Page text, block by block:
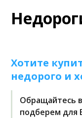
Хотите
недорого и
Обращайтесь
подберем для